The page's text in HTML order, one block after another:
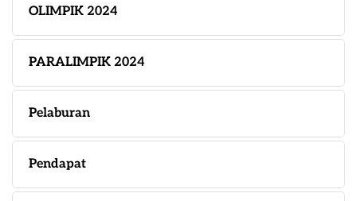
OLIMPIK 2024
PARALIMPIK 2024
Pelaburan
Pendapat